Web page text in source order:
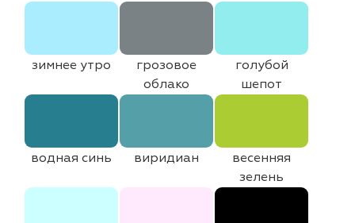
зимнее утро
грозовое
облако
голубой
шепот
водная синь виридиан
весенняя
зелень